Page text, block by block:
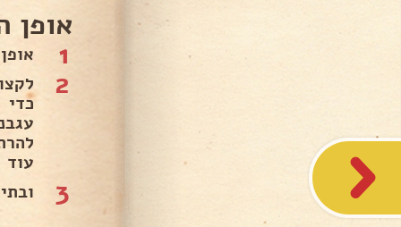
אופן
1
2
עוד 20 דקות ..
3